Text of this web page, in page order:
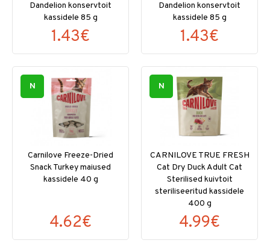
Dandelion konservtoit
kassidele 85 g
1.43€
Dandelion konservtoit
kassidele 85 g
1.43€
N
Carnilove Freeze-Dried
Snack Turkey maiused
kassidele 40 g
4.62€
N
CARNILOVE TRUE FRESH
Cat Dry Duck Adult Cat
Sterilised kuivtoit
steriliseeritud kassidele
400 g
4.99€